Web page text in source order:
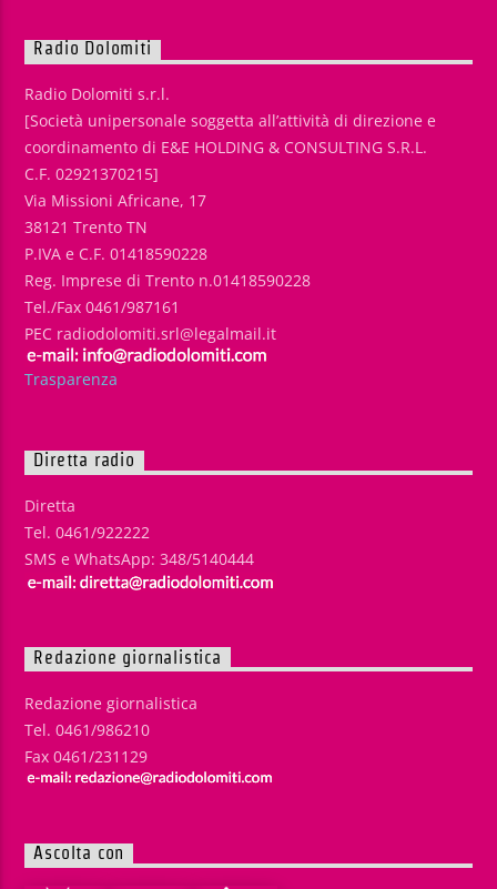
Radio Dolomiti
Radio Dolomiti s.r.l.
[Società unipersonale soggetta all’attività di direzione e
coordinamento di E&E HOLDING & CONSULTING S.R.L.
C.F. 02921370215]
Via Missioni Africane, 17
38121 Trento TN
P.IVA e C.F. 01418590228
Reg. Imprese di Trento n.01418590228
Tel./Fax 0461/987161
PEC radiodolomiti.srl@legalmail.it
Trasparenza
Diretta radio
Diretta
Tel. 0461/922222
SMS e WhatsApp: 348/5140444
Redazione giornalistica
Redazione giornalistica
Tel. 0461/986210
Fax 0461/231129
Ascolta con